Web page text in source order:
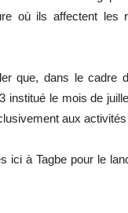
où ils affectent les
que, dans le cadre
institué le mois de
aux
ici à Tagbe pour le